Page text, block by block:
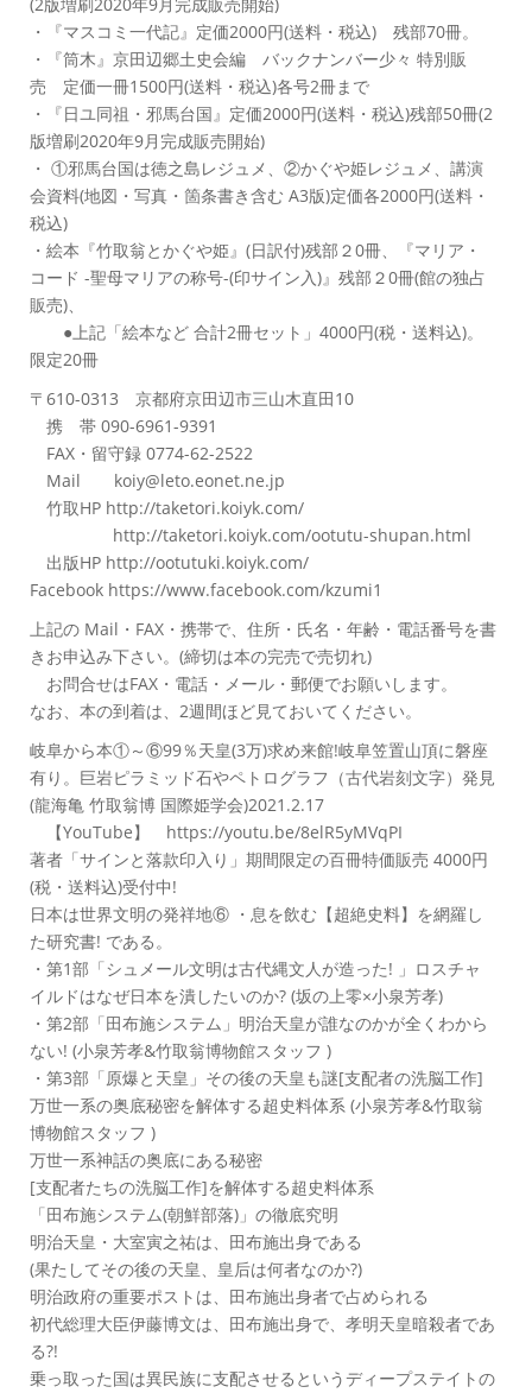
・『マスコミ一代記』定価2000円(送料・税込) 残部70冊。
・『筒木』京田辺郷土史会編 バックナンバー少々 特別販
売 定価一冊1500円(送料・税込)各号2冊まで
・『日ユ同祖・邪馬台国』定価2000円(送料・税込)残部50冊(2
版増刷2020年9月完成販売開始)
・ ①邪馬台国は徳之島レジュメ、②かぐや姫レジュメ、講演
会資料(地図・写真・箇条書き含む A3版)定価各2000円(送料・
税込)
・絵本『竹取翁とかぐや姫』(日訳付)残部２0冊、『マリア・
コード -聖母マリアの称号-(印サイン入)』残部２0冊(館の独占
販売)、
●上記「絵本など 合計2冊セット」4000円(税・送料込)。
限定20冊
〒610-0313 京都府京田辺市三山木直田10
携 帯 090-6961-9391
FAX・留守録 0774-62-2522
Mail koiy@leto.eonet.ne.jp
竹取HP http://taketori.koiyk.com/
http://taketori.koiyk.com/ootutu-shupan.html
出版HP http://ootutuki.koiyk.com/
Facebook https://www.facebook.com/kzumi1
上記の Mail・FAX・携帯で、住所・氏名・年齢・電話番号を書
きお申込み下さい。(締切は本の完売で売切れ)
お問合せはFAX・電話・メール・郵便でお願いします。
なお、本の到着は、2週間ほど見ておいてください。
岐阜から本①～⑥99％天皇(3万)求め来館!岐阜笠置山頂に磐座
有り。巨岩ピラミッド石やペトログラフ（古代岩刻文字）発見
(龍海亀 竹取翁博 国際姫学会)2021.2.17
【YouTube】 https://youtu.be/8elR5yMVqPI
著者「サインと落款印入り」期間限定の百冊特価販売 4000円
(税・送料込)受付中!
日本は世界文明の発祥地⑥ ・息を飲む【超絶史料】を網羅し
た研究書! である。
・第1部「シュメール文明は古代縄文人が造った! 」ロスチャ
イルドはなぜ日本を潰したいのか? (坂の上零×小泉芳孝)
・第2部「田布施システム」明治天皇が誰なのかが全くわから
ない! (小泉芳孝&竹取翁博物館スタッフ )
・第3部「原爆と天皇」その後の天皇も謎[支配者の洗脳工作]
万世一系の奥底秘密を解体する超史料体系 (小泉芳孝&竹取翁
博物館スタッフ )
万世一系神話の奥底にある秘密
[支配者たちの洗脳工作]を解体する超史料体系
「田布施システム(朝鮮部落)」の徹底究明
明治天皇・大室寅之祐は、田布施出身である
(果たしてその後の天皇、皇后は何者なのか?)
明治政府の重要ポストは、田布施出身者で占められる
初代総理大臣伊藤博文は、田布施出身で、孝明天皇暗殺者であ
る?!
乗っ取った国は異民族に支配させるというディープステイトの